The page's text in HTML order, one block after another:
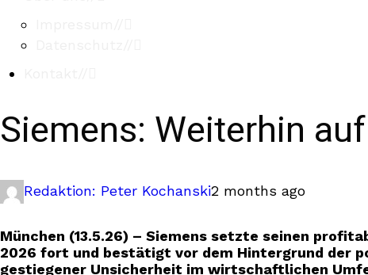
Siemens: Weiterhin
Redaktion: Peter Kochanski2 months ago
München (13.5.26) – Siemens setzte seinen
2026 fort und bestätigt vor dem Hintergrund der
gestiegener Unsicherheit im wirtschaftlichen